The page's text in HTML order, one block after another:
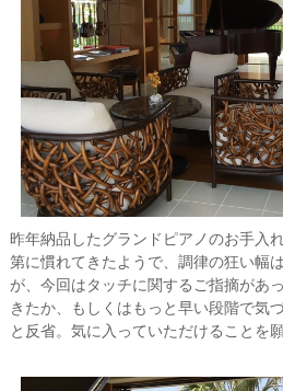
昨年納品したグランドピアノのお手入
第に慣れてきたようで、調律の狂い幅
が、今回はタッチに関するご指摘があ
きたか、もしくはもっと早い段階で気
と反省。気に入っていただけることを願